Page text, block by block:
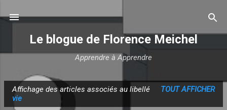
Le blogue de Florence Meichel
Apprendre à Apprendre
Affichage des articles associés au libellé
vie
TOUT AFFICHER